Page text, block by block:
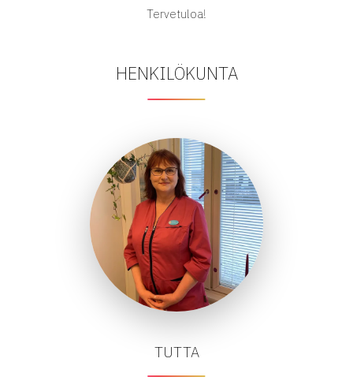
Tervetuloa!
HENKILÖKUNTA
TUTTA